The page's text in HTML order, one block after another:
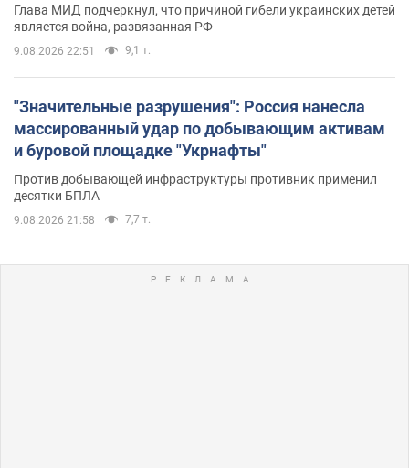
Глава МИД подчеркнул, что причиной гибели украинских детей
является война, развязанная РФ
9.08.2026 22:51 9,1 т.
"Значительные разрушения": Россия нанесла
массированный удар по добывающим активам
и буровой площадке "Укрнафты"
Против добывающей инфраструктуры противник применил
десятки БПЛА
9.08.2026 21:58 7,7 т.